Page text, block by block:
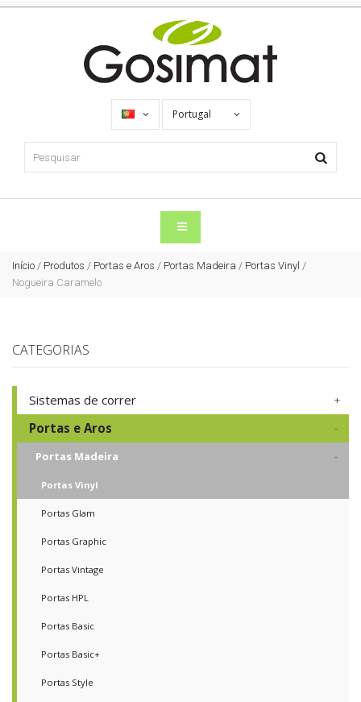
Portugal
Início / Produtos / Portas e Aros / Portas Madeira / Portas Vinyl /
Nogueira Caramelo
CATEGORIAS
Sistemas de correr
Portas e Aros
Portas Madeira
Portas Vinyl
Portas Glam
Portas Graphic
Portas Vintage
Portas HPL
Portas Basic
Portas Basic+
Portas Style